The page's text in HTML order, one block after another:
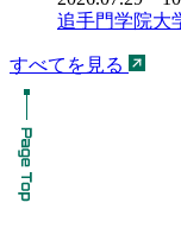
追手門学院大
すべてを見る